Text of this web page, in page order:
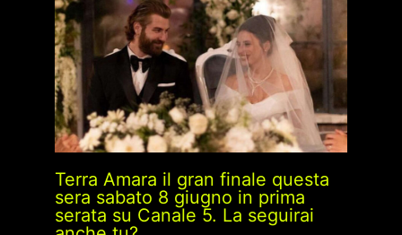
Terra Amara il gran finale questa
sera sabato 8 giugno in prima
serata su Canale 5. La seguirai